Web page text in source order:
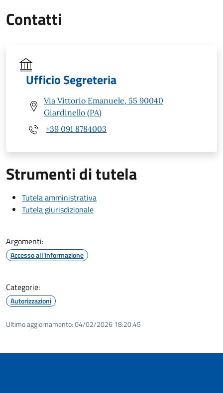
Contatti
Ufficio Segreteria
Via Vittorio Emanuele, 55 90040
Giardinello (PA)
+39 091 8784003
Strumenti di tutela
Tutela amministrativa
Tutela giurisdizionale
Argomenti:
Accesso all'informazione
Categorie:
Autorizzazioni
Ultimo aggiornamento:04/02/2026 18:20.45